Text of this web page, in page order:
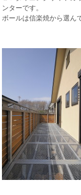
ンターです。
ボールは信楽焼から選ん